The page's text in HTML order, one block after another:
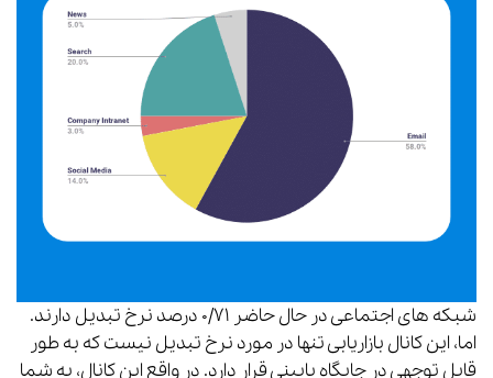
شبکه های اجتماعی در حال حاضر ۰/۷۱ درصد نرخ تبدیل دارند.
اما، این کانال بازاریابی تنها در مورد نرخ تبدیل نیست که به طور
قابل توجهی در جایگاه پایینی قرار دارد. در واقع این کانال، به شما